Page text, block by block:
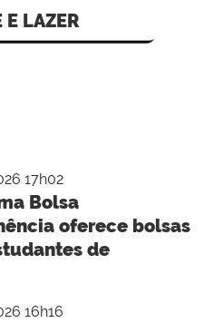
E LAZER
17h02
Bolsa
oferece bolsas
de
16h16